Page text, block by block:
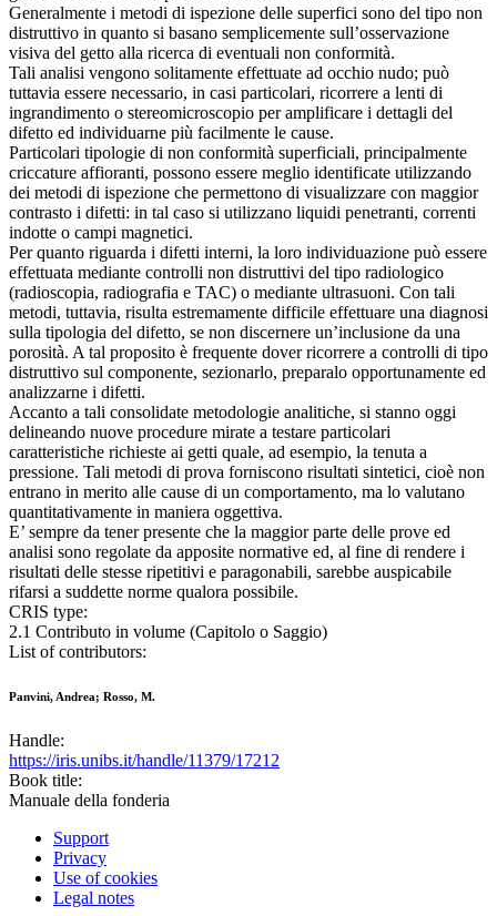
Generalmente i metodi di ispezione delle superfici sono del tipo non
distruttivo in quanto si basano semplicemente sull’osservazione
visiva del getto alla ricerca di eventuali non conformità.
Tali analisi vengono solitamente effettuate ad occhio nudo; può
tuttavia essere necessario, in casi particolari, ricorrere a lenti di
ingrandimento o stereomicroscopio per amplificare i dettagli del
difetto ed individuarne più facilmente le cause.
Particolari tipologie di non conformità superficiali, principalmente
criccature affioranti, possono essere meglio identificate utilizzando
dei metodi di ispezione che permettono di visualizzare con maggior
contrasto i difetti: in tal caso si utilizzano liquidi penetranti, correnti
indotte o campi magnetici.
Per quanto riguarda i difetti interni, la loro individuazione può essere
effettuata mediante controlli non distruttivi del tipo radiologico
(radioscopia, radiografia e TAC) o mediante ultrasuoni. Con tali
metodi, tuttavia, risulta estremamente difficile effettuare una diagnosi
sulla tipologia del difetto, se non discernere un’inclusione da una
porosità. A tal proposito è frequente dover ricorrere a controlli di tipo
distruttivo sul componente, sezionarlo, preparalo opportunamente ed
analizzarne i difetti.
Accanto a tali consolidate metodologie analitiche, si stanno oggi
delineando nuove procedure mirate a testare particolari
caratteristiche richieste ai getti quale, ad esempio, la tenuta a
pressione. Tali metodi di prova forniscono risultati sintetici, cioè non
entrano in merito alle cause di un comportamento, ma lo valutano
quantitativamente in maniera oggettiva.
E’ sempre da tener presente che la maggior parte delle prove ed
analisi sono regolate da apposite normative ed, al fine di rendere i
risultati delle stesse ripetitivi e paragonabili, sarebbe auspicabile
rifarsi a suddette norme qualora possibile.
CRIS type:
2.1 Contributo in volume (Capitolo o Saggio)
List of contributors:
Panvini, Andrea; Rosso, M.
Handle:
https://iris.unibs.it/handle/11379/17212
Book title:
Manuale della fonderia
Support
Privacy
Use of cookies
Legal notes